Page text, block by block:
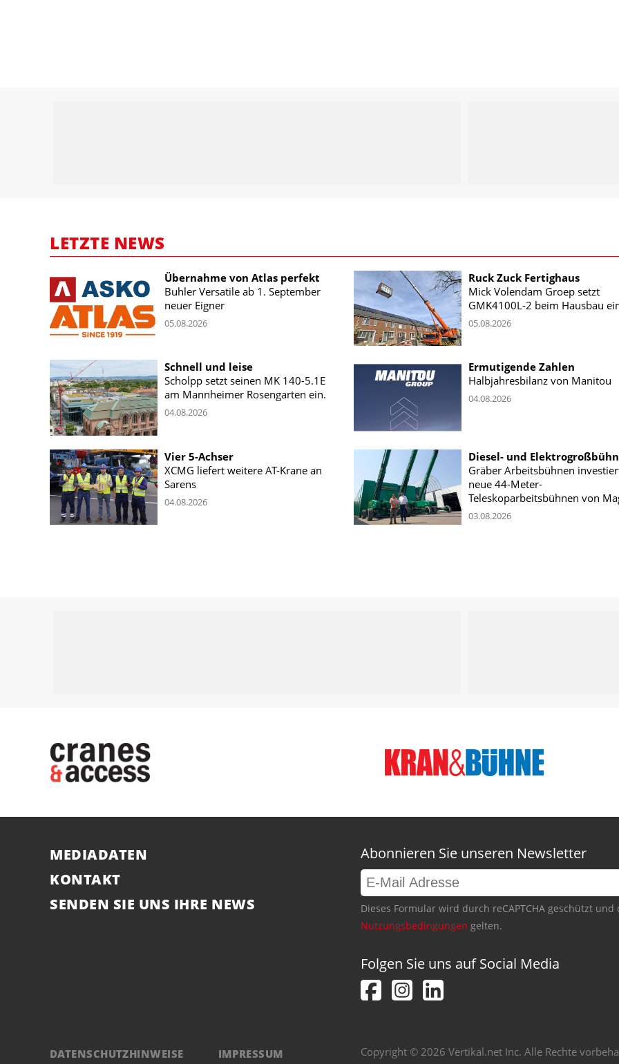
LETZTE NEWS
Übernahme von Atlas perfekt
Buhler Versatile ab 1. September
neuer Eigner
05.08.2026
Ruck Zuck Fertighaus
Mick Volendam Groep setzt
GMK4100L-2 beim Hausbau
05.08.2026
Schnell und leise
Scholpp setzt seinen MK 140-5.1E
am Mannheimer Rosengarten ein.
04.08.2026
Ermutigende Zahlen
Halbjahresbilanz von Manitou
04.08.2026
Vier 5-Achser
XCMG liefert weitere AT-Krane an
Sarens
04.08.2026
Diesel- und
Gräber Arbeitsbühnen
neue 44-Meter-
Teleskoparbeitsbühnen von
03.08.2026
MEDIADATEN
KONTAKT
SENDEN SIE UNS IHRE NEWS
Abonnieren Sie unseren Newsletter
Dieses Formular wird durch reCAPTCHA geschützt
Nutzungsbedingungen gelten.
Folgen Sie uns auf Social Media
DATENSCHUTZHINWEISE IMPRESSUM Copyright © 2026 Vertikal.net Inc. Alle Rechte